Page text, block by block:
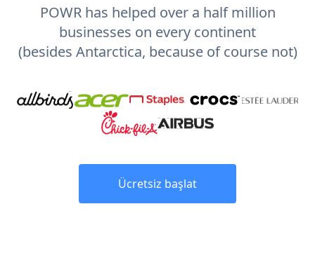
POWR has helped over a half million
businesses on every continent
(besides Antarctica, because of course not)
Ücretsiz başlat